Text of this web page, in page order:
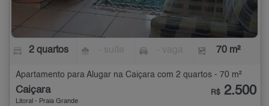
2 quartos 70 m²
Apartamento para Alugar na Caiçara com 2 quartos - 70 m²
Caiçara
Litoral - Praia Grande
R$ 2.500